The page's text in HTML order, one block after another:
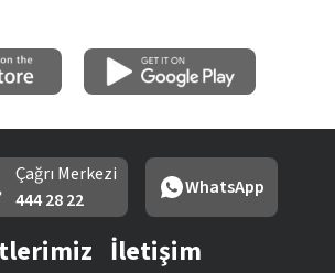
Çağrı Merkezi
444 28 22
WhatsApp
İletişim